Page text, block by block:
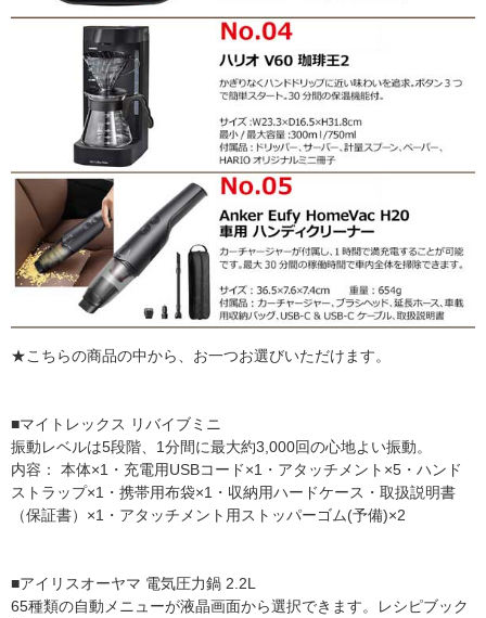
★こちらの商品の中から、お一つお選びいただけます。
■マイトレックス リバイブミニ
振動レベルは5段階、1分間に最大約3,000回の心地よい振動。
内容： 本体×1・充電用USBコード×1・アタッチメント×5・ハンド
ストラップ×1・携帯用布袋×1・収納用ハードケース・取扱説明書
（保証書）×1・アタッチメント用ストッパーゴム(予備)×2
■アイリスオーヤマ 電気圧力鍋 2.2L
65種類の自動メニューが液晶画面から選択できます。レシピブック